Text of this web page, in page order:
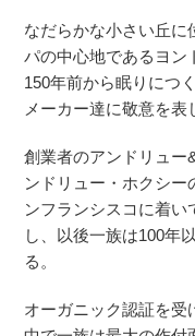
なだらかな小さい丘に
パの中心地であるヨン
150年前から眠りにつ
メーカー達に敬意を表
創業者のアンドリュー
ンドリュー・ホクシー
ンフランシスコに着
し、以後一族は100年
る。
オーガニック認証を受